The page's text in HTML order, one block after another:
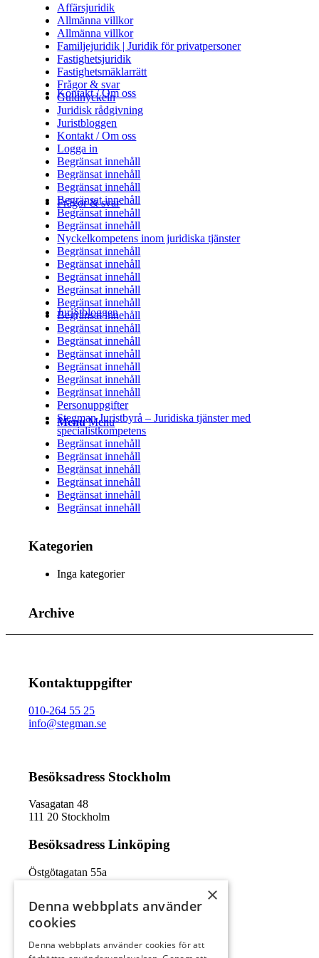
Kontakt / Om oss
Frågor & svar
Juri§tbloggen
Menu Menu
Affärsjuridik
Allmänna villkor
Allmänna villkor
Familjejuridik | Juridik för privatpersoner
Fastighetsjuridik
Fastighetsmäklarrätt
Frågor & svar
Guldnyckeln
Juridisk rådgivning
Juristbloggen
Kontakt / Om oss
Logga in
Begränsat innehåll
Begränsat innehåll
Begränsat innehåll
Begränsat innehåll
Begränsat innehåll
Begränsat innehåll
Nyckelkompetens inom juridiska tjänster
Begränsat innehåll
Begränsat innehåll
Begränsat innehåll
Begränsat innehåll
Begränsat innehåll
Begränsat innehåll
Begränsat innehåll
Begränsat innehåll
Begränsat innehåll
Begränsat innehåll
Begränsat innehåll
Begränsat innehåll
Personuppgifter
Stegman Juristbyrå – Juridiska tjänster med
specialistkompetens
Begränsat innehåll
Begränsat innehåll
Begränsat innehåll
Begränsat innehåll
Begränsat innehåll
Begränsat innehåll
Kategorien
Inga kategorier
Archive
Kontaktuppgifter
010-264 55 25
info@stegman.se
Besöksadress Stockholm
Vasagatan 48
111 20 Stockholm
Besöksadress Linköping
Östgötagatan 55a
×
Denna webbplats använder
cookies
Denna webbplats använder cookies för att